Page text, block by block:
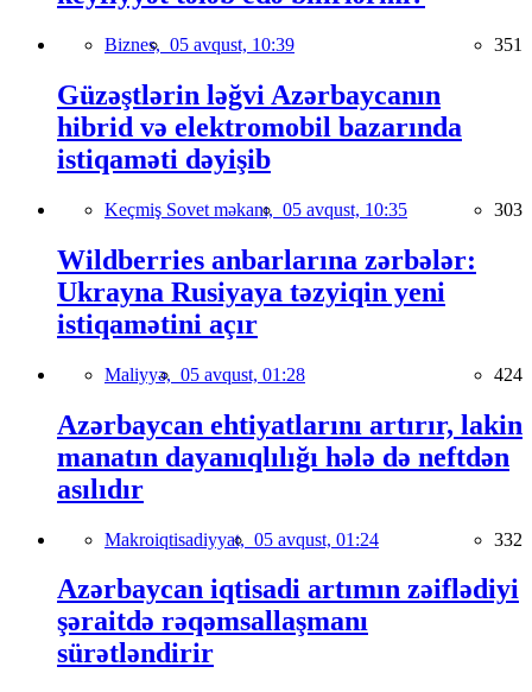
Biznes, 05 avqust, 10:39 351
Güzəştlərin ləğvi Azərbaycanın
hibrid və elektromobil bazarında
istiqaməti dəyişib
Keçmiş Sovet məkanı, 05 avqust, 10:35 303
Wildberries anbarlarına zərbələr:
Ukrayna Rusiyaya təzyiqin yeni
istiqamətini açır
Maliyyə, 05 avqust, 01:28 424
Azərbaycan ehtiyatlarını artırır, lakin
manatın dayanıqlılığı hələ də neftdən
asılıdır
Makroiqtisadiyyat, 05 avqust, 01:24 332
Azərbaycan iqtisadi artımın zəiflədiyi
şəraitdə rəqəmsallaşmanı
sürətləndirir